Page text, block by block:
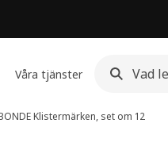
Våra tjänster
Klistermärken, set om 12